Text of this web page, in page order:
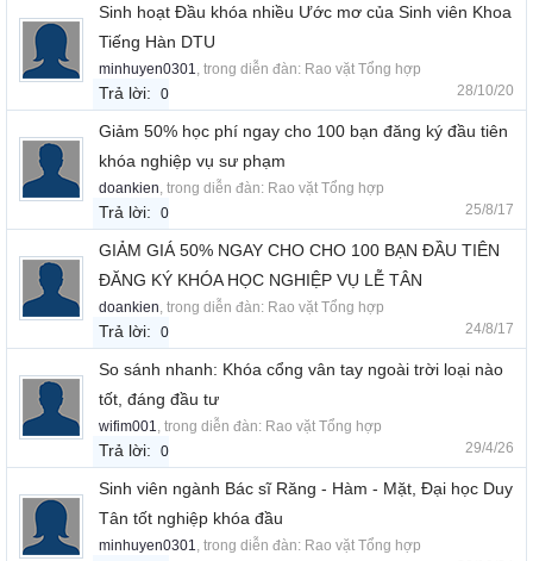
Sinh hoạt Đầu khóa nhiều Ước mơ của Sinh viên Khoa
Tiếng Hàn DTU
minhuyen0301, trong diễn đàn: Rao vặt Tổng hợp
Trả lời: 0 28/10/20
Giảm 50% học phí ngay cho 100 bạn đăng ký đầu tiên
khóa nghiệp vụ sư phạm
doankien, trong diễn đàn: Rao vặt Tổng hợp
Trả lời: 0 25/8/17
GIẢM GIÁ 50% NGAY CHO CHO 100 BẠN ĐẦU TIÊN
ĐĂNG KÝ KHÓA HỌC NGHIỆP VỤ LỄ TÂN
doankien, trong diễn đàn: Rao vặt Tổng hợp
Trả lời: 0 24/8/17
So sánh nhanh: Khóa cổng vân tay ngoài trời loại nào
tốt, đáng đầu tư
wifim001, trong diễn đàn: Rao vặt Tổng hợp
Trả lời: 0 29/4/26
Sinh viên ngành Bác sĩ Răng - Hàm - Mặt, Đại học Duy
Tân tốt nghiệp khóa đầu
minhuyen0301, trong diễn đàn: Rao vặt Tổng hợp